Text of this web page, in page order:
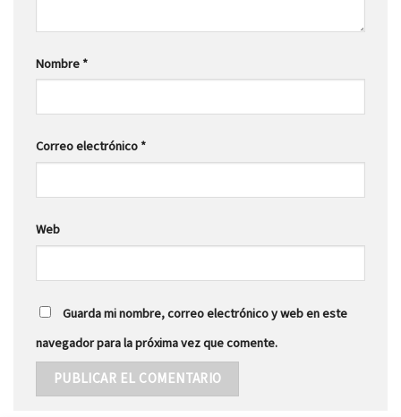
Nombre*
Correo electrónico*
Web
Guarda mi nombre, correo electrónico y web en este
navegador para la próxima vez que comente.